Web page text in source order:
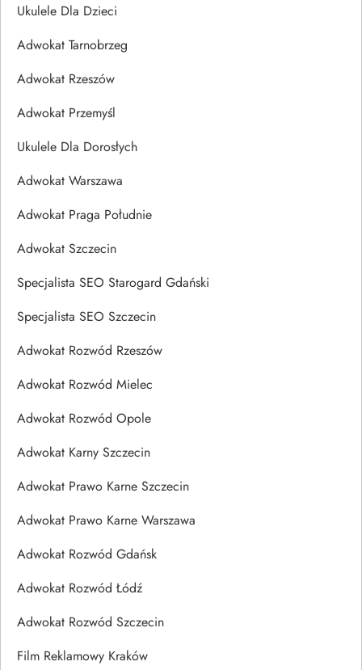
Ukulele Dla Dzieci
Adwokat Tarnobrzeg
Adwokat Rzeszów
Adwokat Przemyśl
Ukulele Dla Dorosłych
Adwokat Warszawa
Adwokat Praga Południe
Adwokat Szczecin
Specjalista SEO Starogard Gdański
Specjalista SEO Szczecin
Adwokat Rozwód Rzeszów
Adwokat Rozwód Mielec
Adwokat Rozwód Opole
Adwokat Karny Szczecin
Adwokat Prawo Karne Szczecin
Adwokat Prawo Karne Warszawa
Adwokat Rozwód Gdańsk
Adwokat Rozwód Łódź
Adwokat Rozwód Szczecin
Film Reklamowy Kraków